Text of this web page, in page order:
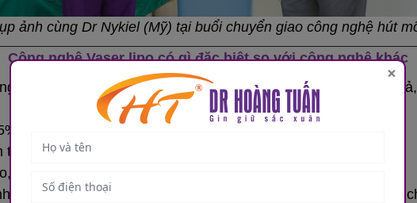
ảnh cùng Dr Nykiel (Mỹ) tại buổi chuyển giao công nghệ hút
Công nghệ Vaser lipo có gì đặc biệt so với công nghệ khác
chọn lọc vào tế bào mỡ, hóa lỏng và loại bỏ mỡ thừa hiệu
lượng mỡ thừa chỉ trong một lần phẫu thuật.
thiểu tối đa đau đớn, sưng nề và biến chứng.
da săn chắc, mịn màng, kết quả tự nhiên và lâu dài.
hoạt bình thường sau thời gian ngắn do điểm hút mỡ rất nhỏ,
×